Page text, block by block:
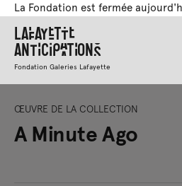
La Fondation est fermée
Lafayette
Anticipations
Fondation Galeries Lafayette
ŒUVRE DE LA COLLECTION
A Minute Ago